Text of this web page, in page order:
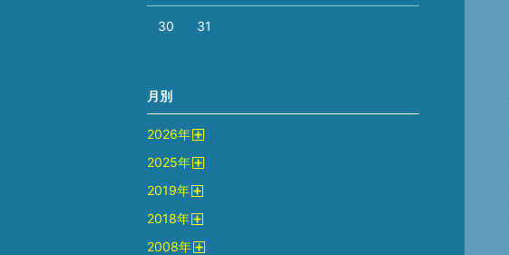
30 31
月別
2026年
2025年
2019年
2018年
2008年